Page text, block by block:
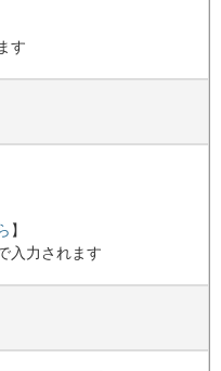
す
】
入力されます